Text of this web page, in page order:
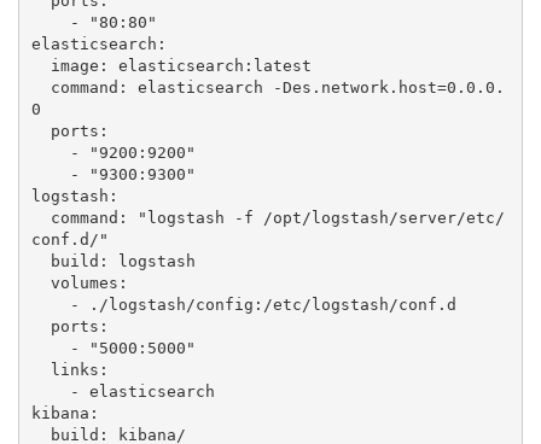
elasticsearch:
0
logstash:
conf.d/"
kibana: